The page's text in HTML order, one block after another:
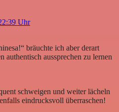
Uhr
bräuchte ich aber derart
authentisch aussprechen zu lernen
schweigen und weiter lächeln
eindrucksvoll überraschen!